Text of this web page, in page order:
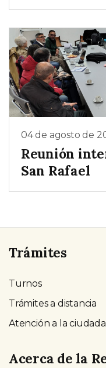
04 de agosto de
Reunión
San Rafael
Trámites
Turnos
Trámites a distancia
Atención a la
Acerca de la